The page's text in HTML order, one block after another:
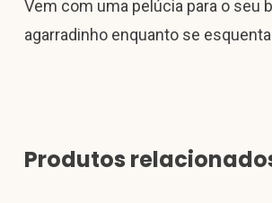
Vem com uma pelúcia para o seu
agarradinho enquanto se
Produtos